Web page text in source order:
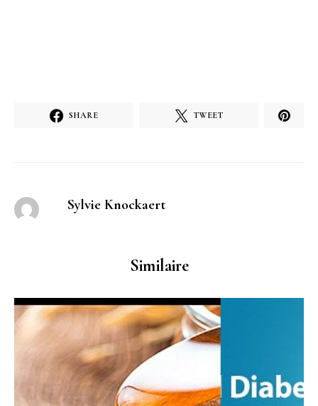
SHARE TWEET
Sylvie Knockaert
Similaire